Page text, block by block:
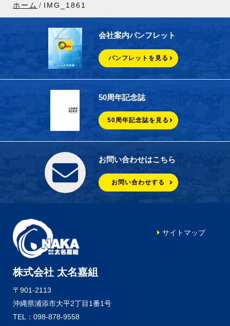
ホーム IMG_1861
会社案内パンフレット
パンフレットを見る
50周年記念誌
50周年記念誌を見る
お問い合わせはこちら
お問い合わせする
株式会社 太名嘉組
〒901-2113
沖縄県浦添市大平2丁目1番1号
TEL：098-878-9558
サイトマップ